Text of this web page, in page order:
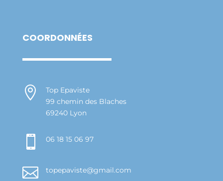
COORDONNÉES

Top Epaviste
99 chemin des Blaches
69240 Lyon
 06 18 15 06 97
 topepaviste@gmail.com